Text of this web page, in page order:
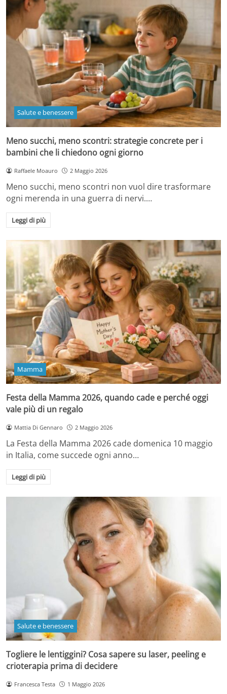
Salute e benessere
Meno succhi, meno scontri: strategie concrete per i
bambini che li chiedono ogni giorno
Raffaele Moauro 2 Maggio 2026
Meno succhi, meno scontri non vuol dire trasformare
ogni merenda in una guerra di nervi.…
Leggi di più
Mamma
Festa della Mamma 2026, quando cade e perché oggi
vale più di un regalo
Mattia Di Gennaro 2 Maggio 2026
La Festa della Mamma 2026 cade domenica 10 maggio
in Italia, come succede ogni anno…
Leggi di più
Salute e benessere
Togliere le lentiggini? Cosa sapere su laser, peeling e
crioterapia prima di decidere
Francesca Testa 1 Maggio 2026